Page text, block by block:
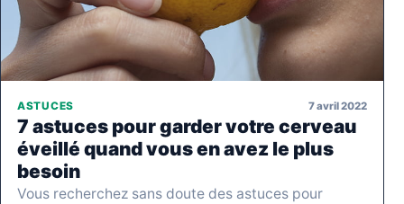
ASTUCES 7 avril 2022
7 astuces pour garder votre cerveau
éveillé quand vous en avez le plus
besoin
Vous recherchez sans doute des astuces pour